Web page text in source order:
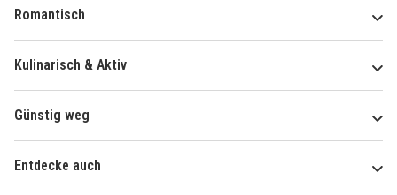
Romantisch
Kulinarisch & Aktiv
Günstig weg
Entdecke auch